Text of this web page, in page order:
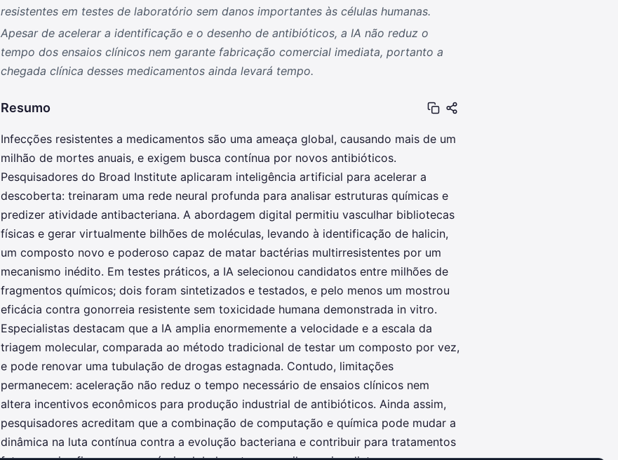
resistentes em testes de laboratório sem danos importantes às células humanas.
Apesar de acelerar a identificação e o desenho de antibióticos, a IA não reduz o
tempo dos ensaios clínicos nem garante fabricação comercial imediata, portanto a
chegada clínica desses medicamentos ainda levará tempo.
Resumo
Infecções resistentes a medicamentos são uma ameaça global, causando mais de um
milhão de mortes anuais, e exigem busca contínua por novos antibióticos.
Pesquisadores do Broad Institute aplicaram inteligência artificial para acelerar a
descoberta: treinaram uma rede neural profunda para analisar estruturas químicas e
predizer atividade antibacteriana. A abordagem digital permitiu vasculhar bibliotecas
físicas e gerar virtualmente bilhões de moléculas, levando à identificação de halicin,
um composto novo e poderoso capaz de matar bactérias multirresistentes por um
mecanismo inédito. Em testes práticos, a IA selecionou candidatos entre milhões de
fragmentos químicos; dois foram sintetizados e testados, e pelo menos um mostrou
eficácia contra gonorreia resistente sem toxicidade humana demonstrada in vitro.
Especialistas destacam que a IA amplia enormemente a velocidade e a escala da
triagem molecular, comparada ao método tradicional de testar um composto por vez,
e pode renovar uma tubulação de drogas estagnada. Contudo, limitações
permanecem: aceleração não reduz o tempo necessário de ensaios clínicos nem
altera incentivos econômicos para produção industrial de antibióticos. Ainda assim,
pesquisadores acreditam que a combinação de computação e química pode mudar a
dinâmica na luta contínua contra a evolução bacteriana e contribuir para tratamentos